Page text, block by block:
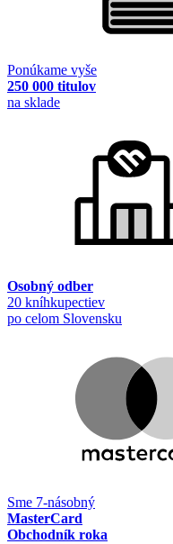
Ponúkame vyše
250 000 titulov
na sklade
Osobný odber
20 kníhkupectiev
po celom Slovensku
Sme 7-násobný
MasterCard
Obchodník roka